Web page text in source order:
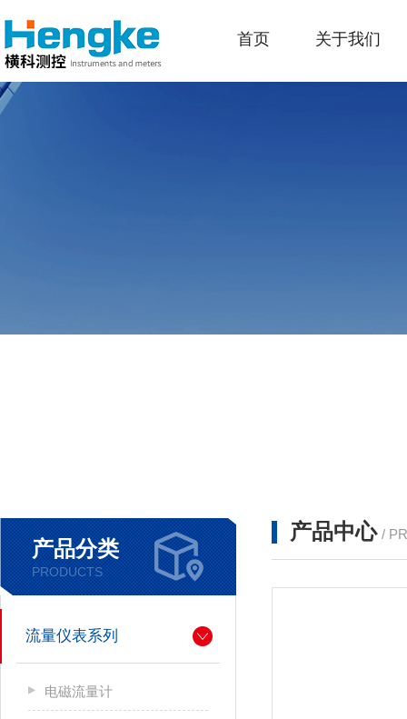
首页 关于我们
产品分类
PRODUCTS
流量仪表系列
电磁流量计
产品中心 /